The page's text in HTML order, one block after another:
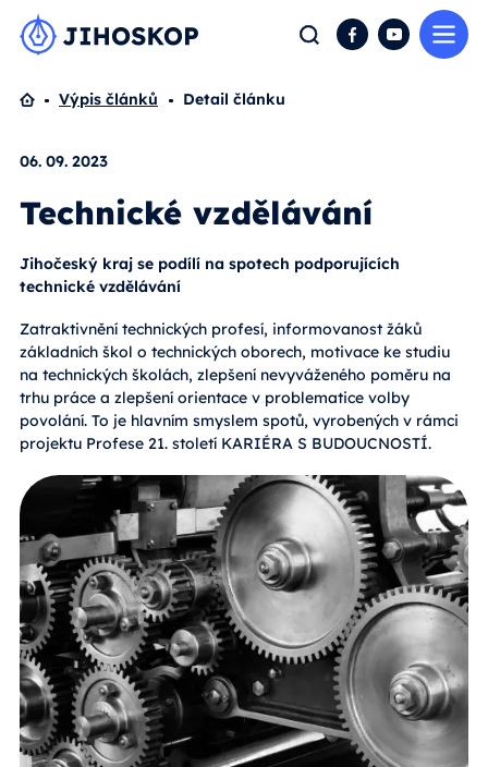
Hledat FacebookYouTube
Domů
Výpis článků Detail článku
06. 09. 2023
Technické vzdělávání
Jihočeský kraj se podílí na spotech podporujících
technické vzdělávání
Zatraktivnění technických profesí, informovanost žáků
základních škol o technických oborech, motivace ke studiu
na technických školách, zlepšení nevyváženého poměru na
trhu práce a zlepšení orientace v problematice volby
povolání. To je hlavním smyslem spotů, vyrobených v rámci
projektu Profese 21. století KARIÉRA S BUDOUCNOSTÍ.